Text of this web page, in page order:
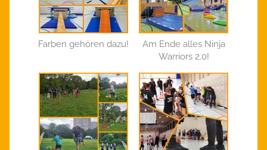
Farben gehören dazu!
Am Ende alles Ninja
Warriors 2.0!